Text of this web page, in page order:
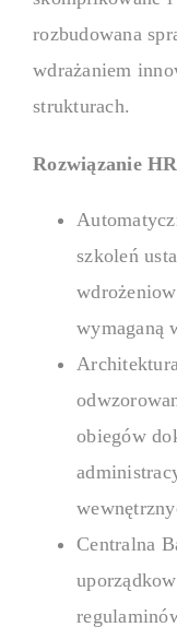
rozbudowana
wdrażaniem
strukturach.
Rozwiązanie
szkoleń
wymaganą
obiegów
Centralna